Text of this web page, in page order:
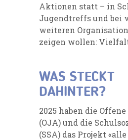
Aktionen statt – in
Jugendtreffs und bei
weiteren
zeigen wollen:
WAS STECKT
DAHINTER?
2025 haben die
(OJA) und die
(SSA) das Projekt